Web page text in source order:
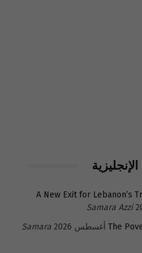
A New Exit for Lebanon’s
Samara Azzi
The
Samara